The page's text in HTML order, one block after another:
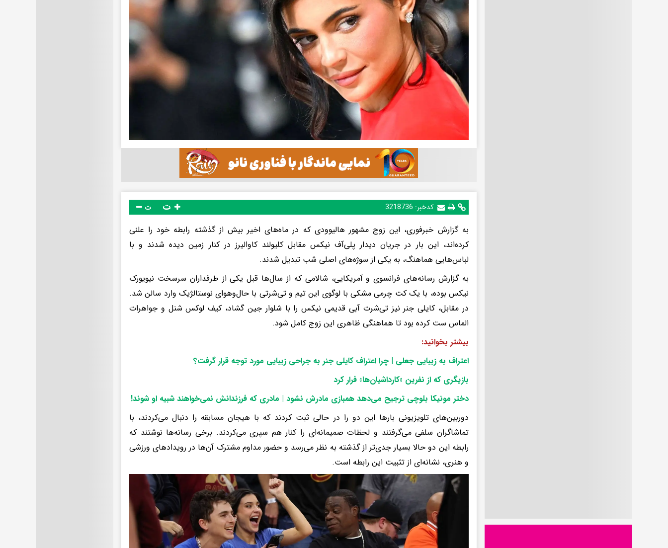
کدخبر: 3218736 ت
به گزارش خبرفوری، این زوج مشهور هالیوودی که در ماه‌های اخیر بیش از گذشته رابطه خود را علنی
کرده‌اند، این بار در جریان دیدار پلی‌آف نیکس مقابل کلیولند کاوالیرز در کنار زمین دیده شدند و با
لباس‌هایی هماهنگ، به یکی از سوژه‌های اصلی شب تبدیل شدند.
به گزارش رسانه‌های فرانسوی و آمریکایی، شالامی که از سال‌ها قبل یکی از طرفداران سرسخت نیویورک
نیکس بوده، با یک کت چرمی مشکی با لوگوی این تیم و تی‌شرتی با حال‌وهوای نوستالژیک وارد سالن شد.
در مقابل، کایلی جنر نیز تی‌شرت آبی قدیمی نیکس را با شلوار جین گشاد، کیف لوکس شنل و جواهرات
الماس ست کرده بود تا هماهنگی ظاهری این زوج کامل شود.
بیشتر بخوانید:
اعتراف به زیبایی جعلی | چرا اعتراف کایلی جنر به جراحی زیبایی مورد توجه قرار گرفت؟
بازیگری که از نفرین «کارداشیان‌ها» فرار کرد
دختر مونیکا بلوچی ترجیح می‌دهد همبازی مادرش نشود | مادری که فرزندانش نمی‌خواهند شبیه او شوند!
دوربین‌های تلویزیونی بارها این دو را در حالی ثبت کردند که با هیجان مسابقه را دنبال می‌کردند، با
تماشاگران سلفی می‌گرفتند و لحظات صمیمانه‌ای را کنار هم سپری می‌کردند. برخی رسانه‌ها نوشتند که
رابطه این دو حالا بسیار جدی‌تر از گذشته به نظر می‌رسد و حضور مداوم مشترک آن‌ها در رویدادهای ورزشی
و هنری، نشانه‌ای از تثبیت این رابطه است.